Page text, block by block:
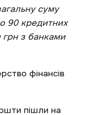
суму
90 кредитних
грн з банками
фінансів
пішли на